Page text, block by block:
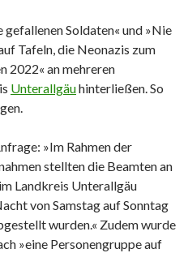
gefallenen Soldaten« und »Nie
Tafeln, die Neonazis zum
2022« an mehreren
Unterallgäuhinterließen. So
»Im Rahmen der
stellten die Beamten an
Landkreis Unterallgäu
von Samstag auf Sonntag
wurden.« Zudem wurde
»eine Personengruppe auf